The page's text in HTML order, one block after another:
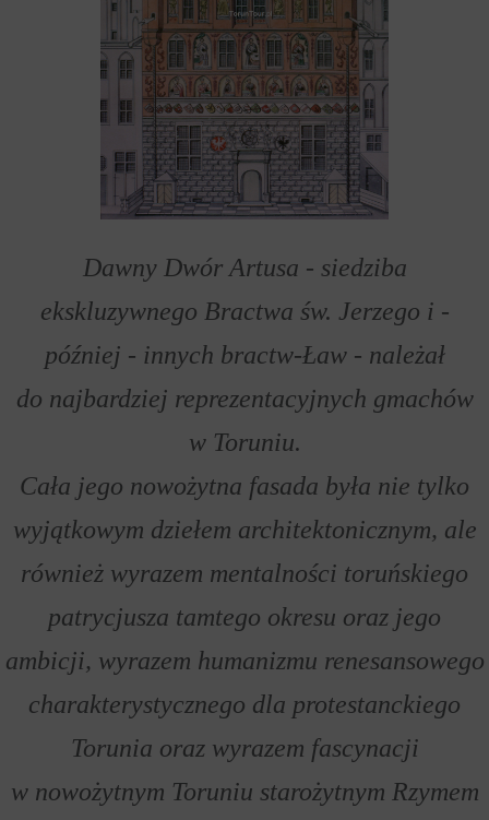
Dawny Dwór Artusa - siedziba
ekskluzywnego Bractwa św. Jerzego i -
później - innych bractw-Ław - należał
do najbardziej reprezentacyjnych gmachów
w Toruniu.
Cała jego nowożytna fasada była nie tylko
wyjątkowym dziełem architektonicznym, ale
również wyrazem mentalności toruńskiego
patrycjusza tamtego okresu oraz jego
ambicji, wyrazem humanizmu renesansowego
charakterystycznego dla protestanckiego
Torunia oraz wyrazem fascynacji
w nowożytnym Toruniu starożytnym Rzymem